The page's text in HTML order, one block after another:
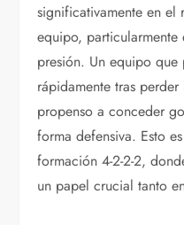
significativamente en el
equipo, particularmente
presión. Un equipo que
rápidamente tras
propenso a conceder
forma defensiva. Esto
formación 4-2-2-2,
un papel crucial tanto